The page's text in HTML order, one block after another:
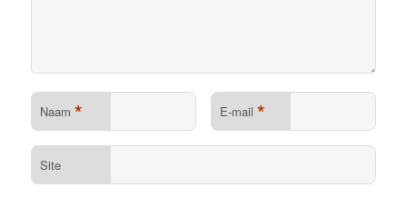
Naam * E-mail *
Site